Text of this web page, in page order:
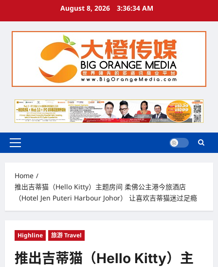
August 8, 2026 3:36:35 AM
Primary
Home
推出吉蒂猫（Hello Kitty）主题房间 柔佛公主港今旅酒店
（Hotel Jen Puteri Harbour Johor） 让喜欢吉蒂猫迷过足瘾
Highline 旅游 Travel
推出吉蒂猫（Hello Kitty）主